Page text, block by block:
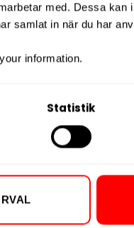
med. Dessa kan
samlat in när du har
information.
Statistik
kr